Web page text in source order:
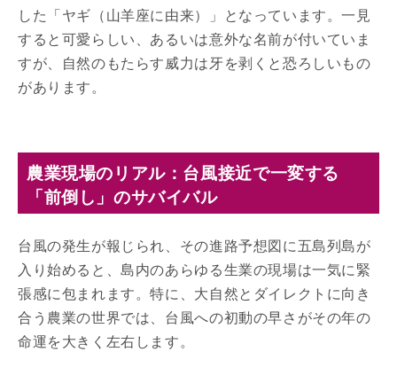
した「ヤギ（山羊座に由来）」となっています。一見
すると可愛らしい、あるいは意外な名前が付いていま
すが、自然のもたらす威力は牙を剥くと恐ろしいもの
があります。
農業現場のリアル：台風接近で一変する
「前倒し」のサバイバル
台風の発生が報じられ、その進路予想図に五島列島が
入り始めると、島内のあらゆる生業の現場は一気に緊
張感に包まれます。特に、大自然とダイレクトに向き
合う農業の世界では、台風への初動の早さがその年の
命運を大きく左右します。